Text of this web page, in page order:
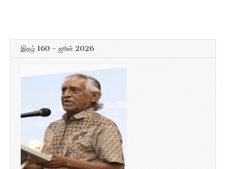
இதழ் 160 – ஜூன் 2026